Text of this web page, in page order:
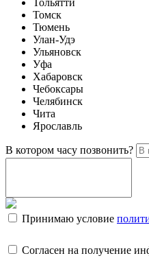
Томск
Тюмень
Улан-Удэ
Ульяновск
Уфа
Хабаровск
Чебоксары
Челябинск
Чита
Ярославль
В котором часу позвонить?
Принимаю условие
Согласен на получение